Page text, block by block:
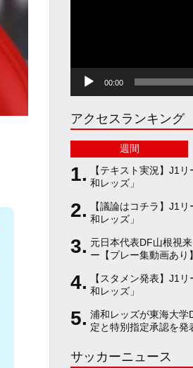
g
r
a
m
k
00:00
アクセスランキング
週間
【テキスト実況】J1
和レッズ」
【議論はコチラ】J1
和レッズ」
元日本代表DF山根視
ー【プレー集動画あり】
【スタメン発表】J1
和レッズ」
浦和レッズが東海大学
定と特別指定承認を発
サッカーニュース